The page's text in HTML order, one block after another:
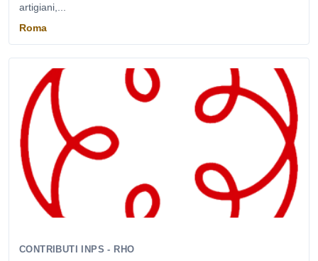
artigiani,...
Roma
CONTRIBUTI INPS - RHO